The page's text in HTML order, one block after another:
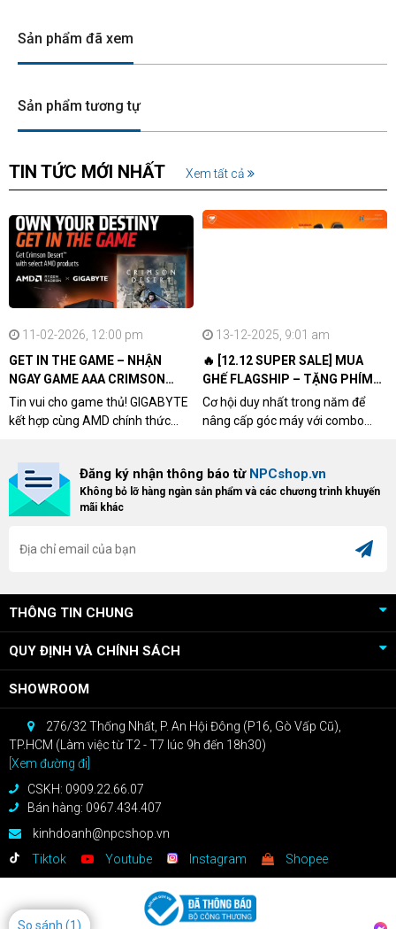
Sản phẩm đã xem
Sản phẩm tương tự
TIN TỨC MỚI NHẤT Xem tất cả
11-02-2026, 12:00 pm
GET IN THE GAME – NHẬN
NGAY GAME AAA CRIMSON
DESERT CÙNG GIGABYTE &
AMD
Tin vui cho game thủ! GIGABYTE
kết hợp cùng AMD chính thức
khách hàng sở hữu VGA Radeon
RX 9070 / RX 9070 XT.
13-12-2025, 9:01 am
🔥 [12.12 SUPER SALE] MUA
GHẾ FLAGSHIP – TẶNG PHÍM
CƠ XỊN
Cơ hội duy nhất trong năm để
nâng cấp góc máy với combo
dòng ghế Gaming cao cấp nhất,
bạn sẽ nhận ngay quà tặng trị giá
Đăng ký nhận thông báo từ NPCshop.vn
Không bỏ lỡ hàng ngàn sản phẩm và các chương trình khuyến
mãi khác
THÔNG TIN CHUNG
QUY ĐỊNH VÀ CHÍNH SÁCH
SHOWROOM
276/32 Thống Nhất, P. An Hội Đông (P16, Gò Vấp Cũ),
TP.HCM (Làm việc từ T2 - T7 lúc 9h đến 18h30)
[Xem đường đi]
CSKH: 0909.22.66.07
Bán hàng: 0967.434.407
kinhdoanh@npcshop.vn
Tiktok
Youtube Instagram Shopee
So sánh (1)